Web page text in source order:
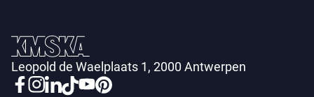
Leopold de Waelplaats 1, 2000 Antwerpen